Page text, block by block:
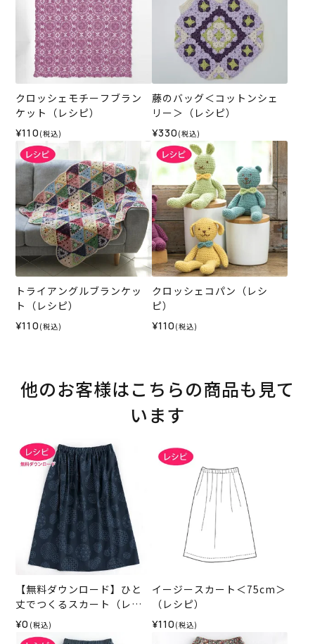
クロッシェモチーフブラン
ケット（レシピ）
¥110 (税込)
藤のバッグ＜コットンシェ
リー＞（レシピ）
¥330 (税込)
トライアングルブランケッ
ト（レシピ）
¥110 (税込)
クロッシェコパン（レシ
ピ）
¥110 (税込)
他のお客様はこちらの商品も見て
います
【無料ダウンロード】ひと
丈でつくるスカート（レシ
ピ）
¥0 (税込)
イージースカート＜75cm＞
（レシピ）
¥110 (税込)